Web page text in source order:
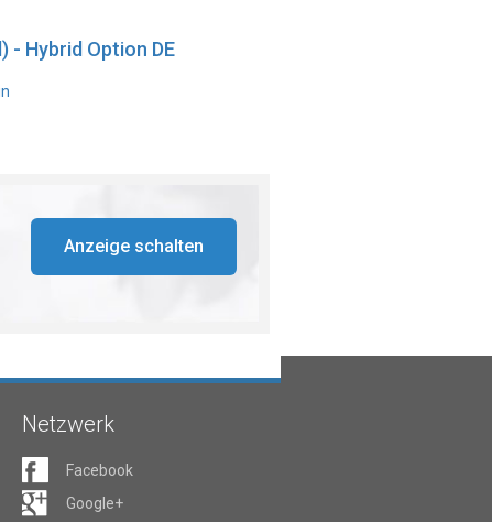
- Hybrid Option DE
Anzeige schalten
Netzwerk
Facebook
Google+